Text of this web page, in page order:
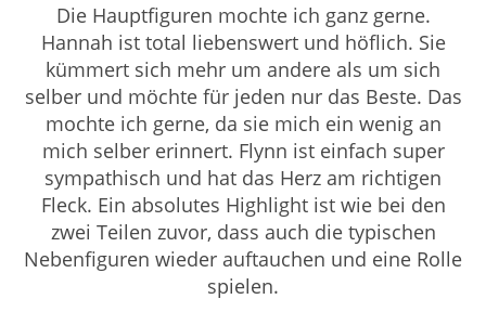
Die Hauptfiguren mochte ich ganz gerne.
Hannah ist total liebenswert und höflich. Sie
kümmert sich mehr um andere als um sich
selber und möchte für jeden nur das Beste. Das
mochte ich gerne, da sie mich ein wenig an
mich selber erinnert. Flynn ist einfach super
sympathisch und hat das Herz am richtigen
Fleck. Ein absolutes Highlight ist wie bei den
zwei Teilen zuvor, dass auch die typischen
Nebenfiguren wieder auftauchen und eine Rolle
spielen.